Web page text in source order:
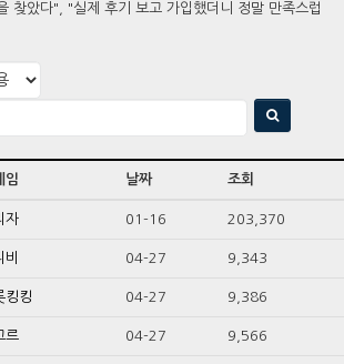
찾았다", "실제 후기 보고 가입했더니 정말 만족스럽
임 날짜 조회
자 01-16 203,370
비 04-27 9,343
킹킹 04-27 9,386
르 04-27 9,566